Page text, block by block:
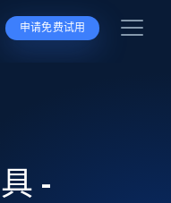
申请免费试用
-